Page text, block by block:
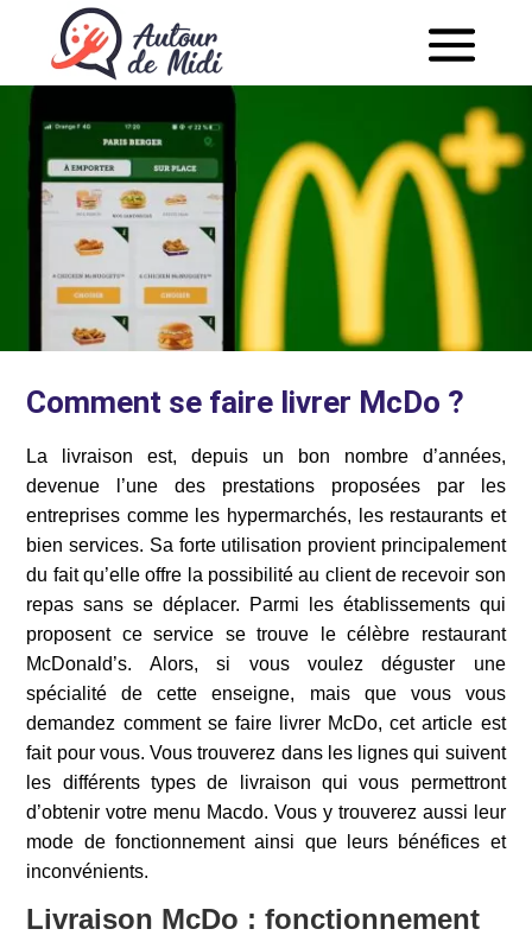
Comment se faire livrer McDo ?
La livraison est, depuis un bon nombre d’années,
devenue l’une des prestations proposées par les
entreprises comme les hypermarchés, les restaurants et
bien services. Sa forte utilisation provient principalement
du fait qu’elle offre la possibilité au client de recevoir son
repas sans se déplacer. Parmi les établissements qui
proposent ce service se trouve le célèbre restaurant
McDonald’s. Alors, si vous voulez déguster une
spécialité de cette enseigne, mais que vous vous
demandez comment se faire livrer McDo, cet article est
fait pour vous. Vous trouverez dans les lignes qui suivent
les différents types de livraison qui vous permettront
d’obtenir votre menu Macdo. Vous y trouverez aussi leur
mode de fonctionnement ainsi que leurs bénéfices et
inconvénients.
Livraison McDo : fonctionnement